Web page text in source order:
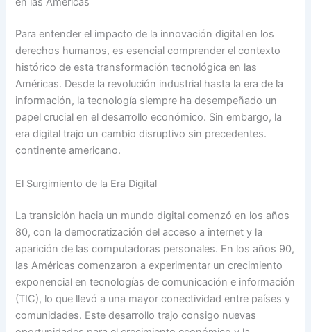
Para entender el impacto de la innovación digital en los
derechos humanos, es esencial comprender el contexto
histórico de esta transformación tecnológica en las
Américas. Desde la revolución industrial hasta la era de la
información, la tecnología siempre ha desempeñado un
papel crucial en el desarrollo económico. Sin embargo, la
era digital trajo un cambio disruptivo sin precedentes.
continente americano.
El Surgimiento de la Era Digital
La transición hacia un mundo digital comenzó en los años
80, con la democratización del acceso a internet y la
aparición de las computadoras personales. En los años 90,
las Américas comenzaron a experimentar un crecimiento
exponencial en tecnologías de comunicación e información
(TIC), lo que llevó a una mayor conectividad entre países y
comunidades. Este desarrollo trajo consigo nuevas